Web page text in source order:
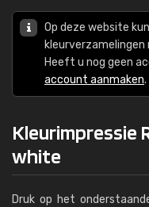
Op deze website
kleurverzamelingen
Heeft u nog geen
account aanmaken.
Kleurimpressie
white
Druk op het